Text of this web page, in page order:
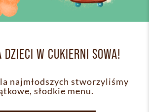
DZIECI W CUKIERNI SOWA!
najmłodszych stworzyliśmy
słodkie menu.